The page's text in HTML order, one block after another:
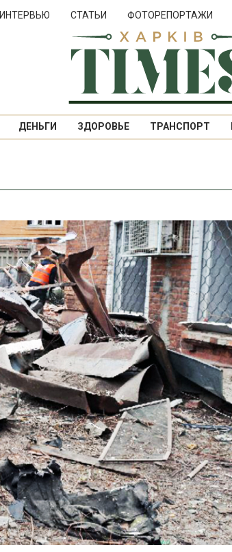
ИНТЕРВЬЮ СТАТЬИ ФОТОРЕПОРТАЖИ
ДЕНЬГИ ЗДОРОВЬЕ ТРАНСПОРТ